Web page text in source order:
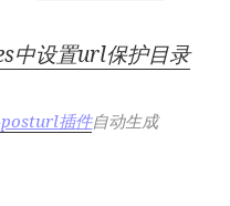
中设置url保护目录
插件自动生成